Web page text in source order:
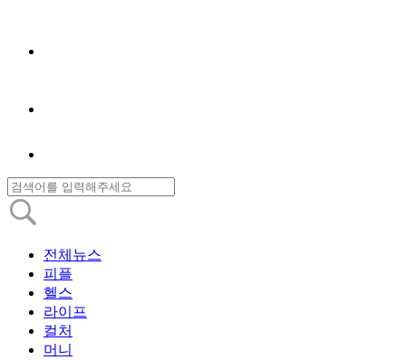
전체뉴스
피플
헬스
라이프
컬처
머니